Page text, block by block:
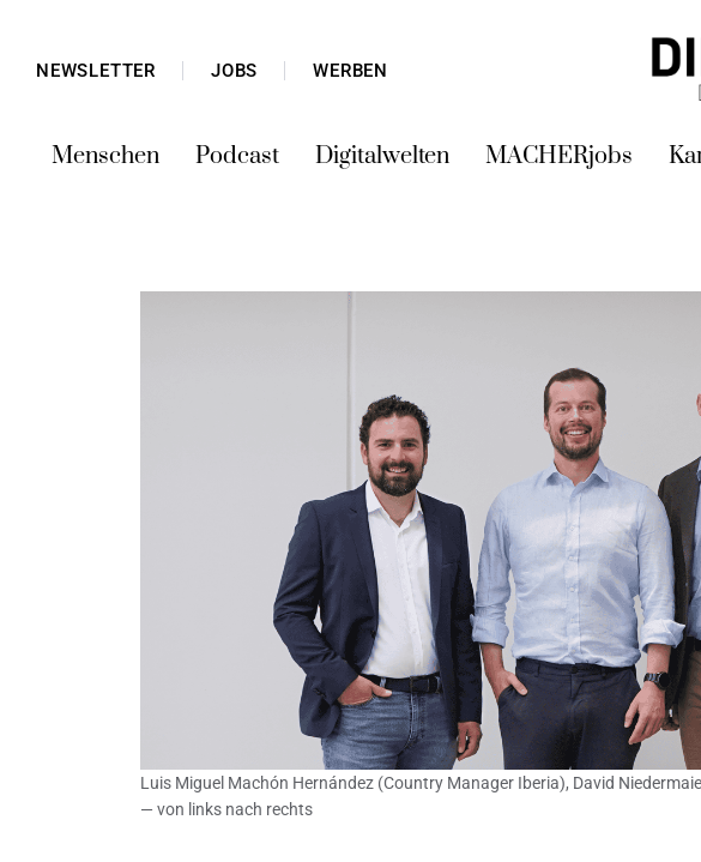
NEWSLETTER JOBS WERBEN
Menschen Podcast Digitalwelten MACHERjobs
Luis Miguel Machón Hernández (Country Manager Iberia), David
— von links nach rechts